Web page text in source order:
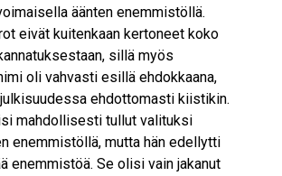
äänten enemmistöllä.
eivät kuitenkaan kertoneet koko
sillä myös
oli vahvasti esillä ehdokkaana,
ehdottomasti kiistikin.
mahdollisesti tullut valituksi
enemmistöllä, mutta hän edellytti
enemmistöä. Se olisi vain jakanut